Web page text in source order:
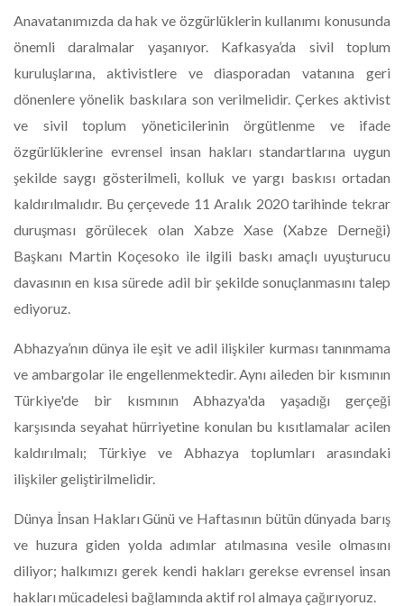
Anavatanımızda da hak ve özgürlüklerin kullanımı konusunda
önemli daralmalar yaşanıyor. Kafkasya’da sivil toplum
kuruluşlarına, aktivistlere ve diasporadan vatanına geri
dönenlere yönelik baskılara son verilmelidir. Çerkes aktivist
ve sivil toplum yöneticilerinin örgütlenme ve ifade
özgürlüklerine evrensel insan hakları standartlarına uygun
şekilde saygı gösterilmeli, kolluk ve yargı baskısı ortadan
kaldırılmalıdır. Bu çerçevede 11 Aralık 2020 tarihinde tekrar
duruşması görülecek olan Xabze Xase (Xabze Derneği)
Başkanı Martin Koçesoko ile ilgili baskı amaçlı uyuşturucu
davasının en kısa sürede adil bir şekilde sonuçlanmasını talep
ediyoruz.
Abhazya’nın dünya ile eşit ve adil ilişkiler kurması tanınmama
ve ambargolar ile engellenmektedir. Aynı aileden bir kısmının
Türkiye'de bir kısmının Abhazya'da yaşadığı gerçeği
karşısında seyahat hürriyetine konulan bu kısıtlamalar acilen
kaldırılmalı; Türkiye ve Abhazya toplumları arasındaki
ilişkiler geliştirilmelidir.
Dünya İnsan Hakları Günü ve Haftasının bütün dünyada barış
ve huzura giden yolda adımlar atılmasına vesile olmasını
diliyor; halkımızı gerek kendi hakları gerekse evrensel insan
hakları mücadelesi bağlamında aktif rol almaya çağırıyoruz.